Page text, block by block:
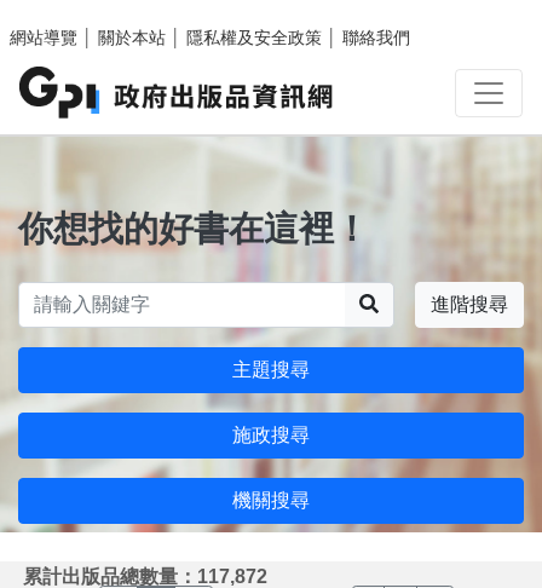
網站導覽
關於本站 隱私權及安全政策 聯絡我們
你想找的好書在這裡！
進階搜尋
主題搜尋
施政搜尋
機關搜尋
累計出版品總數量：117,872